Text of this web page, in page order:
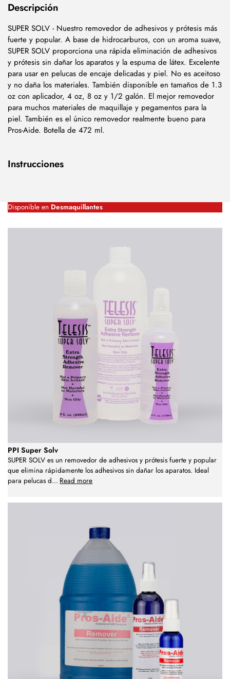
Descripción
SUPER SOLV - Nuestro removedor de adhesivos y prótesis más
fuerte y popular. A base de hidrocarburos, con un aroma suave,
SUPER SOLV proporciona una rápida eliminación de adhesivos
y prótesis sin dañar los aparatos y la espuma de látex. Excelente
para usar en pelucas de encaje delicadas y piel. No es aceitoso
y no daña los materiales. También disponible en tamaños de 1.3
oz con aplicador, 4 oz, 8 oz y 1/2 galón. El mejor removedor
para muchos materiales de maquillaje y pegamentos para la
piel. También es el único removedor realmente bueno para
Pros-Aide. Botella de 472 ml.
Instrucciones
Disponible en Desmaquillantes
PPI Super Solv
SUPER SOLV es un removedor de adhesivos y prótesis fuerte y popular
que elimina rápidamente los adhesivos sin dañar los aparatos. Ideal
para pelucas d... Read more